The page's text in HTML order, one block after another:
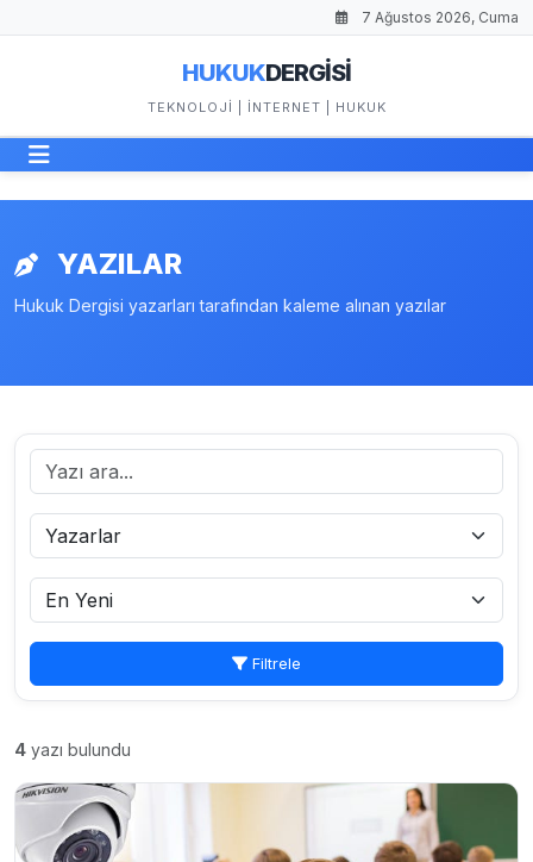
7 Ağustos 2026, Cuma
HUKUKDERGİSİ
TEKNOLOJI | İNTERNET | HUKUK
YAZILAR
Hukuk Dergisi yazarları tarafından kaleme alınan yazılar
Filtrele
4 yazı bulundu